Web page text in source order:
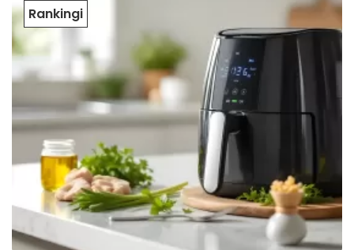
Rankingi